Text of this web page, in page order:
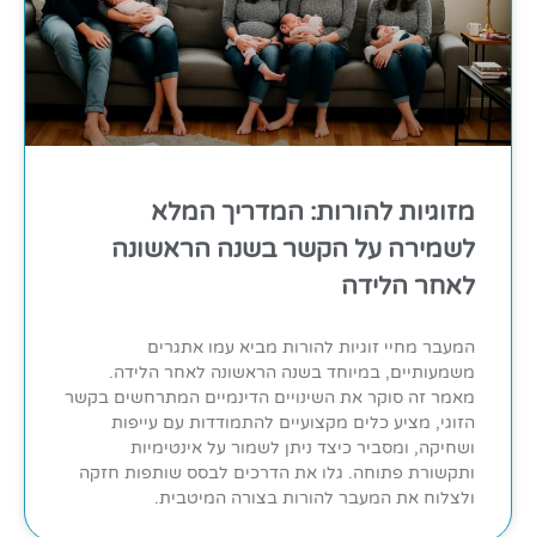
מזוגיות להורות: המדריך המלא
לשמירה על הקשר בשנה הראשונה
לאחר הלידה
המעבר מחיי זוגיות להורות מביא עמו אתגרים
משמעותיים, במיוחד בשנה הראשונה לאחר הלידה.
מאמר זה סוקר את השינויים הדינמיים המתרחשים בקשר
הזוגי, מציע כלים מקצועיים להתמודדות עם עייפות
ושחיקה, ומסביר כיצד ניתן לשמור על אינטימיות
ותקשורת פתוחה. גלו את הדרכים לבסס שותפות חזקה
ולצלוח את המעבר להורות בצורה המיטבית.